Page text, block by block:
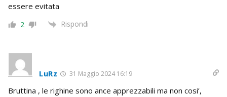
essere evitata
2 Rispondi
LuRz 31 Maggio 2024 16:19
Bruttina , le righine sono ance apprezzabili ma non cosi’,